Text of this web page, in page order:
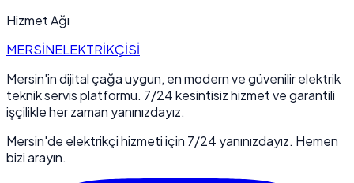
Hizmet Ağı
MERSİNELEKTRİKÇİSİ
Mersin'in dijital çağa uygun, en modern ve güvenilir elektrik
teknik servis platformu. 7/24 kesintisiz hizmet ve garantili
işçilikle her zaman yanınızdayız.
Mersin'de elektrikçi hizmeti için 7/24 yanınızdayız. Hemen
bizi arayın.